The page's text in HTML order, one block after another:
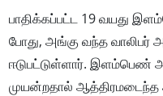
பாதிக்கப்பட்ட 19 வயது
போது, அங்கு வந்த வாலிபர்
ஈடுபட்டுள்ளார். இளம்பெண்
முயன்றதால் ஆத்திரமடைந்த